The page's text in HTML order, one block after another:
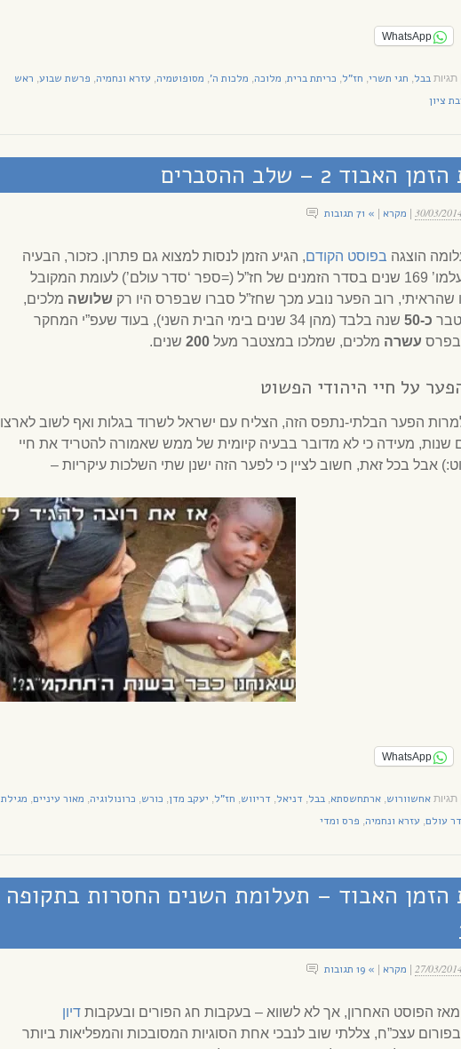
WhatsApp
תגיות בבל, חגי תשרי, חז"ל, כריתת ברית, מלוכה, מלכות ה', מסופוטמיה, עזרא ונחמיה, פרשת שבוע, ראש
ציון
2 – שלב ההסברים
30/03/ מקרא » 71 תגובות
הוצגה בפוסט הקודם, הגיע הזמן לנסות למצוא גם פתרון. כזכור, הבעיה
היתה לאן ‘נעלמו’ 169 שנים בסדר הזמנים של חז”ל (=ספר ‘סדר עולם’) לעומת המקובל
רוב הפער נובע מכך שחז”ל סברו שבפרס היו רק שלושה מלכים,
כ-50
שנה בלבד (מהן 34 שנים בימי הבית השני), בעוד שעפ”י המחקר
בפרס עשרה מלכים, שמלכו במצטבר מעל שנים.
על חיי היהודי הפשוט
הפער הבלתי-נתפס הזה, הצליח עם ישראל לשרוד בגלות ואף לשוב לארצו
שנות, מעידה כי לא מדובר בבעיה קיומית של ממש שאמורה להטריד את חיי
אבל בכל זאת, חשוב לציין כי לפער הזה ישנן שתי השלכות עיקריות –
WhatsApp
תגיות אחשוורוש, ארתחשסתא, בבל, דניאל, דריווש, חז"ל, יעקב מדן, כורש, כרונולוגיה, מאור עיניים, מגילת
עולם, עזרא ונחמיה, פרס ומדי
הזמן האבוד – תעלומת השנים החסרות בתקופה
27/03/ מקרא » 19 תגובות
הפוסט האחרון, אך לא לשווא – בעקבות חג הפורים ובעקבות דיון
בפורום עצכ”ח, צללתי שוב לנבכי אחת הסוגיות המסובכות והמפליאות ביותר